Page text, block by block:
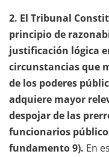
2. El Tribunal
principio de
justificación lógica
circunstancias que
de los poderes
adquiere mayor
despojar de las
funcionarios
fundamento 9). En